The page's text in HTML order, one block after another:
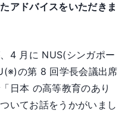
アドバイスをいただきま
4 月に NUS(シンガポー
の第 8 回学長会議出席
日本 の高等教育のあり
いてお話をうかがいまし